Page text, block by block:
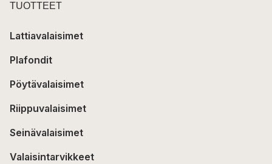
TUOTTEET
Lattiavalaisimet
Plafondit
Pöytävalaisimet
Riippuvalaisimet
Seinävalaisimet
Valaisintarvikkeet